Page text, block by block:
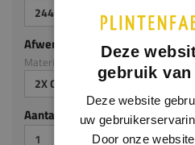
2440 MM
Afwerking
Materiaal: MDF v313
2X GEGROND
Aantal stuks
Deze
gebruik
Deze website
uw
Door onze